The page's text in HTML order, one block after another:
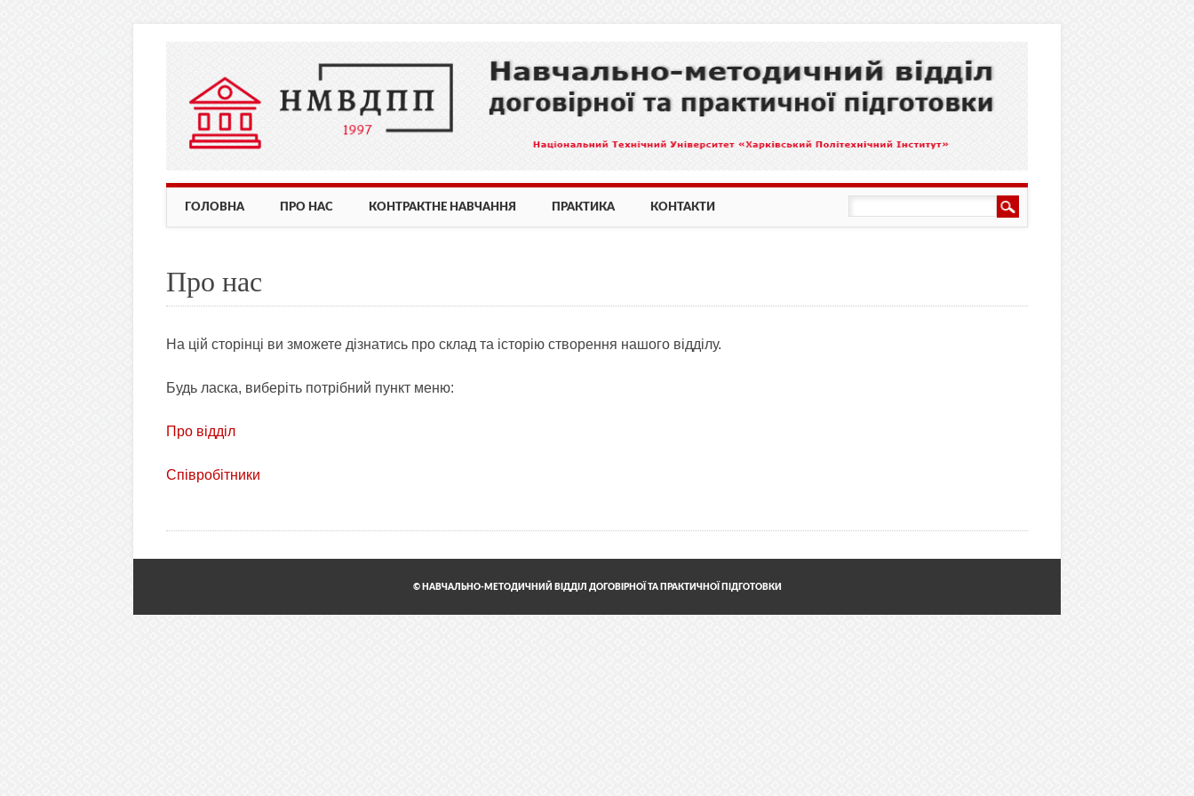
Main menu
ГОЛОВНА ПРО НАС КОНТРАКТНЕ НАВЧАННЯ ПРАКТИКА КОНТАКТИ
Про нас
На цій сторінці ви зможете дізнатись про склад та історію створення нашого відділу.
Будь ласка, виберіть потрібний пункт меню:
Про відділ
Співробітники
© НАВЧАЛЬНО-МЕТОДИЧНИЙ ВІДДІЛ ДОГОВІРНОЇ ТА ПРАКТИЧНОЇ ПІДГОТОВКИ